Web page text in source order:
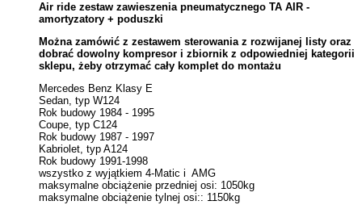
Air ride zestaw zawieszenia pneumatycznego TA AIR -
amortyzatory + poduszki
Można zamówić z zestawem sterowania z rozwijanej listy oraz
dobrać dowolny kompresor i zbiornik z odpowiedniej kategorii
sklepu, żeby otrzymać cały komplet do montażu
Mercedes Benz Klasy E
Sedan, typ W124
Rok budowy 1984 - 1995
Coupe, typ C124
Rok budowy 1987 - 1997
Kabriolet, typ A124
Rok budowy 1991-1998
wszystko z wyjątkiem 4-Matic i AMG
maksymalne obciążenie przedniej osi: 1050kg
maksymalne obciążenie tylnej osi:: 1150kg